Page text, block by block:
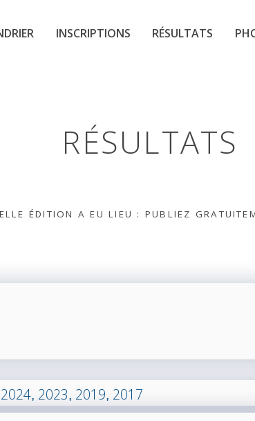
INSCRIPTIONS RÉSULTATS
RÉSULTATS
ÉDITION A EU LIEU : PUBLIEZ
2024, 2023, 2019, 2017